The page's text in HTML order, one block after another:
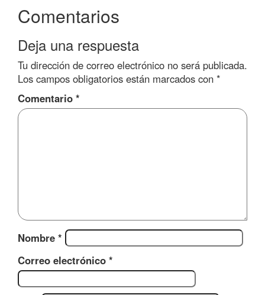
Comentarios
Deja una respuesta
Tu dirección de correo electrónico no será publicada.
Los campos obligatorios están marcados con *
Comentario *
Nombre *
Correo electrónico *